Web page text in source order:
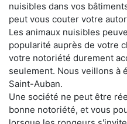
nuisibles dans vos
peut vous couter votre
Les animaux nuisibles
popularité auprès de votre
votre notoriété durement
seulement. Nous veillons à
Saint-Auban.
Une société ne peut être
bonne notoriété, et vous